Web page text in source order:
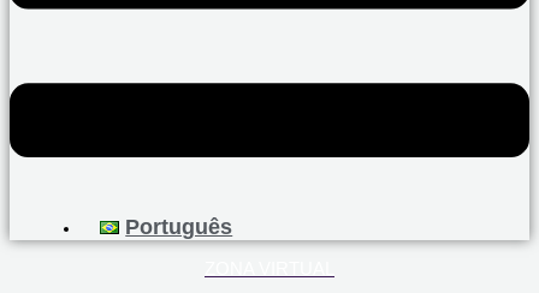
Português